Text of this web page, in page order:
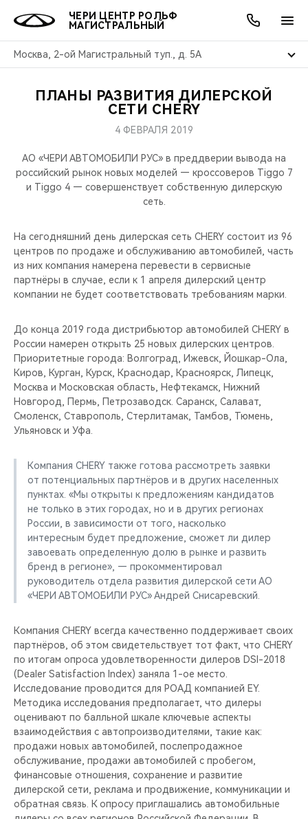
ЧЕРИ ЦЕНТР РОЛЬФ
МАГИСТРАЛЬНЫЙ
Москва, 2-ой Магистральный туп., д. 5А
МОДЕЛИ
КРОССОВЕРЫ
НОВИНКИ
ПОКУПАТЕЛЯМ
КРЕДИТ И СТРАХОВАНИЕ
ВЛАДЕЛЬЦАМ
ЗАПЧАСТИ И АКСЕССУАРЫ
CHERY CONNECT
МИР CHERY
О БРЕНДЕ
ЛЮДИ CHERY
БЛАГОТВОРИТЕЛЬНОСТЬ
CHERY И СПОРТ
НАШИ МЕРОПРИЯТИЯ
ВИДЕООБЗОРЫ
АКЦИИ
ОНЛАЙН СЕРВИСЫ
КРЕДИТ
О КОМПАНИИ
МЫ В СОЦСЕТЯХ
ПЛАНЫ РАЗВИТИЯ ДИЛЕРСКОЙ
СЕТИ CHERY
4 ФЕВРАЛЯ 2019
АО «ЧЕРИ АВТОМОБИЛИ РУС» в преддверии вывода на
российский рынок новых моделей — кроссоверов Tiggo 7
и Tiggo 4 — совершенствует собственную дилерскую
сеть.
На сегодняшний день дилерская сеть CHERY состоит из 96
центров по продаже и обслуживанию автомобилей, часть
из них компания намерена перевести в сервисные
партнёры в случае, если к 1 апреля дилерский центр
компании не будет соответствовать требованиям марки.
До конца 2019 года дистрибьютор автомобилей CHERY в
России намерен открыть 25 новых дилерских центров.
Приоритетные города: Волгоград, Ижевск, Йошкар-Ола,
Киров, Курган, Курск, Краснодар, Красноярск, Липецк,
Москва и Московская область, Нефтекамск, Нижний
Новгород, Пермь, Петрозаводск. Саранск, Салават,
Смоленск, Ставрополь, Стерлитамак, Тамбов, Тюмень,
Ульяновск и Уфа.
Компания CHERY также готова рассмотреть заявки
от потенциальных партнёров и в других населенных
пунктах. «Мы открыты к предложениям кандидатов
не только в этих городах, но и в других регионах
России, в зависимости от того, насколько
интересным будет предложение, сможет ли дилер
завоевать определенную долю в рынке и развить
бренд в регионе», — прокомментировал
руководитель отдела развития дилерской сети АО
«ЧЕРИ АВТОМОБИЛИ РУС» Андрей Снисаревский.
Компания CHERY всегда качественно поддерживает своих
партнёров, об этом свидетельствует тот факт, что CHERY
по итогам опроса удовлетворенности дилеров DSI-2018
(Dealer Satisfaction Index) заняла 1-ое место.
Исследование проводится для РОАД компанией EY.
Методика исследования предполагает, что дилеры
оценивают по балльной шкале ключевые аспекты
взаимодействия с автопроизводителями, такие как:
продажи новых автомобилей, послепродажное
обслуживание, продажи автомобилей с пробегом,
финансовые отношения, сохранение и развитие
дилерской сети, реклама и продвижение, коммуникации и
обратная связь. К опросу приглашались автомобильные